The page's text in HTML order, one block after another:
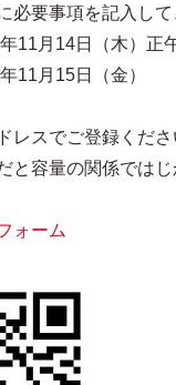
必要事項を記入して
11月14日（木）正
11月15日（金）
レスでご登録くださ
と容量の関係ではじ
ォーム